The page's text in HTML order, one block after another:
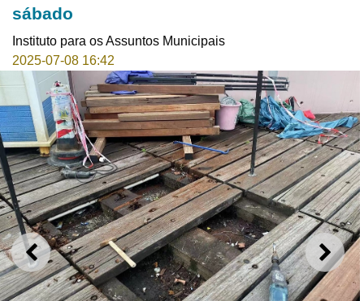
sábado
Instituto para os Assuntos Municipais
2025-07-08 16:42
ANTERIOR